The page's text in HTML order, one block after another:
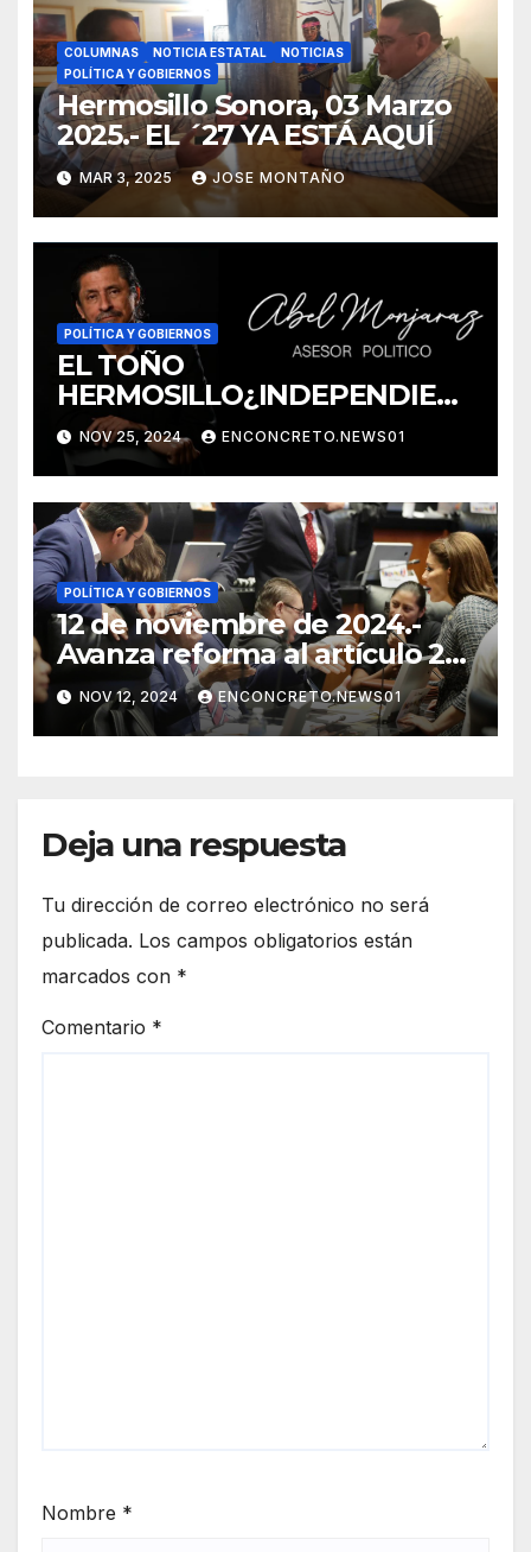
COLUMNAS NOTICIA ESTATAL
NOTICIAS
POLÍTICA Y GOBIERNOS
Hermosillo Sonora, 03 Marzo
2025.- EL ´27 YA ESTÁ AQUÍ
MAR 3, 2025 JOSE MONTAÑO
POLÍTICA Y GOBIERNOS
EL TOÑO
HERMOSILLO¿INDEPENDIEN
TE? NO CREO POR ABEL
MONJARAZ ANALISTA Y
ASESOR POLITICO
ELECTORAL
NOV 25, 2024 ENCONCRETO.NEWS01
POLÍTICA Y GOBIERNOS
12 de noviembre de 2024.-
Avanza reforma al artículo 21
constitucional en materia de
seguridad pública
NOV 12, 2024 ENCONCRETO.NEWS01
Deja una respuesta
Tu dirección de correo electrónico no será
publicada. Los campos obligatorios están
marcados con *
Comentario *
Nombre *